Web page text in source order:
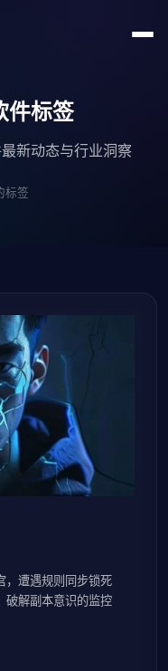
件标签
新动态与行业洞察
标签
，遭遇规则同步锁死
破解副本意识的监控